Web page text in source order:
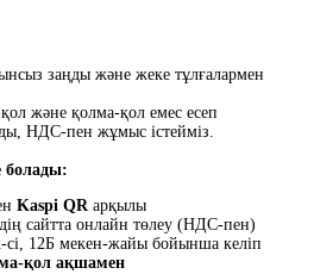
заңды және жеке тұлғалармен
және қолма-қол емес есеп
НДС-пен жұмыс істейміз.
болады:
Kaspi QRарқылы
сайтта онлайн төлеу (НДС-пен)
12Б мекен-жайы бойынша келіп
қол ақшамен